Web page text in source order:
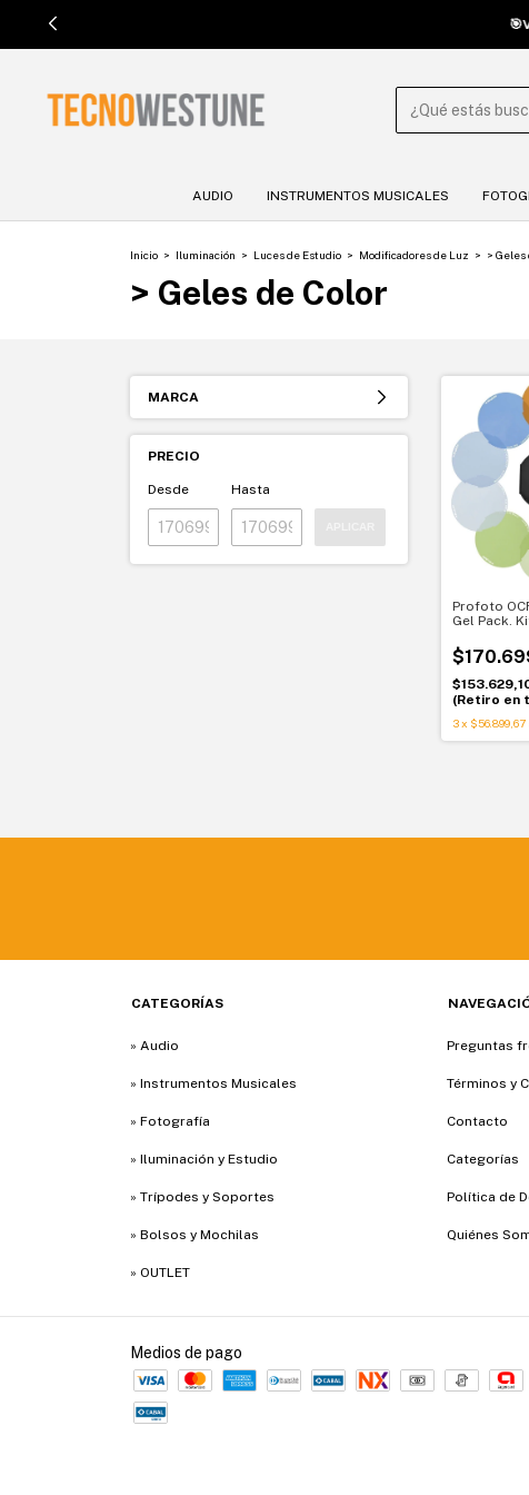
AUDIO INSTRUMENTOS MUSICALES
Inicio > Iluminación > Luces de Estudio > Modificadores de Luz > > Geles
> Geles de Color
MARCA
PRECIO
Desde Hasta
Profoto
Gel Pack.
(Retiro en
3x $56.899,67
CATEGORÍAS
» Audio
» Instrumentos Musicales
» Fotografía
» Iluminación y Estudio
» Trípodes y Soportes
» Bolsos y Mochilas
» OUTLET
Preguntas
Términos y
Contacto
Categorías
Política de
Quiénes
Medios de pago